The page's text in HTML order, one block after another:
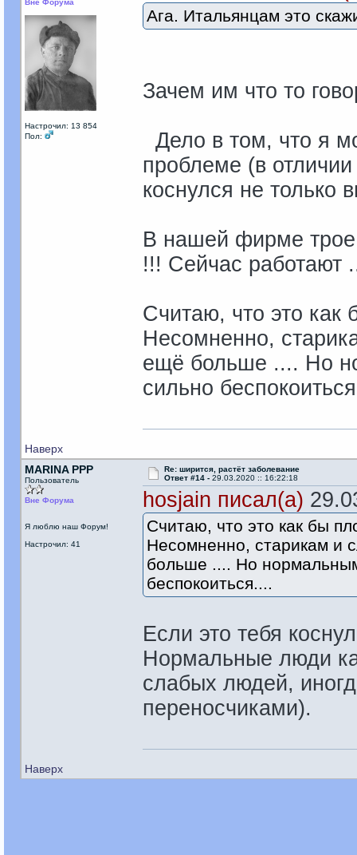
Вне Форума
Настрочил: 13 854
Пол:
Ага. Итальянцам это
Зачем им что то
Дело в том, что я
проблеме (в
коснулся не только
В нашей фирме
!!! Сейчас работают
Считаю, что это как
Несомненно,
ещё больше .... Но
сильно
Наверх
MARINA PPP
Пользователь
Вне Форума
Я люблю наш Форум!
Настрочил: 41
Re: ширится, растёт заболевание
Ответ #14 - 29.03.2020 :: 16:22:18
hosjain писал(а)
Считаю, что это как бы
Несомненно, старикам и
больше .... Но
беспокоиться....
Если это тебя
Нормальные люди
слабых людей,
переносчиками).
Наверх